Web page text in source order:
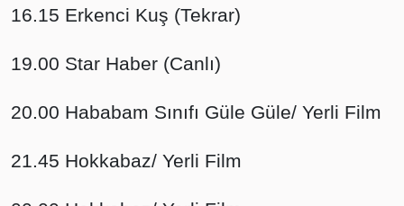
16.15 Erkenci Kuş (Tekrar)
19.00 Star Haber (Canlı)
20.00 Hababam Sınıfı Güle Güle/ Yerli Film
21.45 Hokkabaz/ Yerli Film